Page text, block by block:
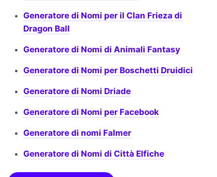
Generatore di Nomi per il Clan Frieza di
Dragon Ball
Generatore di Nomi di Animali Fantasy
Generatore di Nomi per Boschetti Druidici
Generatore di Nomi Driade
Generatore di Nomi per Facebook
Generatore di nomi Falmer
Generatore di Nomi di Città Elfiche